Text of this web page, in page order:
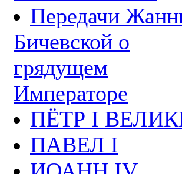
Передачи
Бичевской о
грядущем
Императоре
ПЁТР I
ПАВЕЛ I